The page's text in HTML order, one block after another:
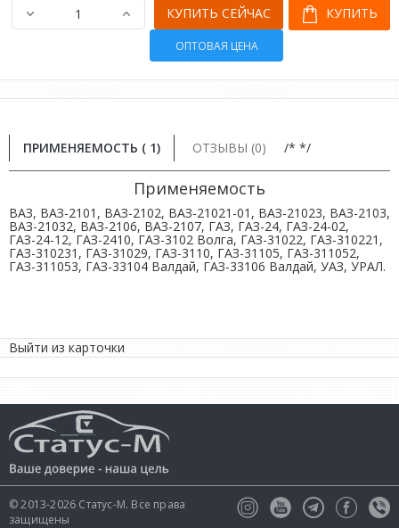
КУПИТЬ
КУПИТЬ СЕЙЧАС
ОПТОВАЯ ЦЕНА
ПРИМЕНЯЕМОСТЬ ( 1) ОТЗЫВЫ (0) /* */
Применяемость
ВАЗ, ВАЗ-2101, ВАЗ-2102, ВАЗ-21021-01, ВАЗ-21023, ВАЗ-2103,
ВАЗ-21032, ВАЗ-2106, ВАЗ-2107, ГАЗ, ГАЗ-24, ГАЗ-24-02,
ГАЗ-24-12, ГАЗ-2410, ГАЗ-3102 Волга, ГАЗ-31022, ГАЗ-310221,
ГАЗ-310231, ГАЗ-31029, ГАЗ-3110, ГАЗ-31105, ГАЗ-311052,
ГАЗ-311053, ГАЗ-33104 Валдай, ГАЗ-33106 Валдай, УАЗ, УРАЛ.
Выйти из карточки
© 2013-2026 Статус-М. Все права
защищены